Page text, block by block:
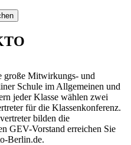
große Mitwirkungs- und
Schule im Allgemeinen und
jeder Klasse wählen zwei
für die Klassenkonferenz.
bilden die
GEV-Vorstand erreichen Sie
Berlin.de.